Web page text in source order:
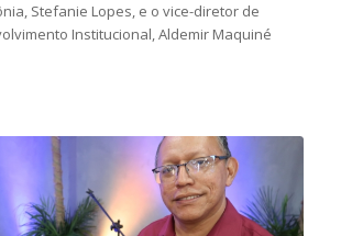
Stefanie Lopes, e o vice-diretor de
Institucional, Aldemir Maquiné